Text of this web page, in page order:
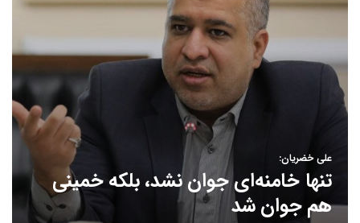
علی خضریان:
تنها خامنه‌ای جوان نشد، بلکه خمینی
هم جوان شد